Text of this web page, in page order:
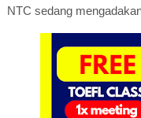
NTC sedang